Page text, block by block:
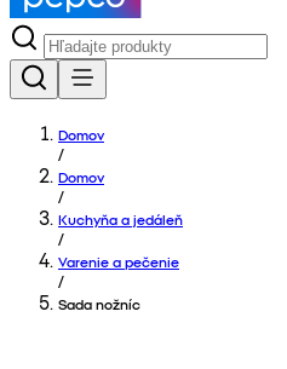
Domov
/
Domov
/
Kuchyňa a jedáleň
/
Varenie a pečenie
/
Sada nožníc